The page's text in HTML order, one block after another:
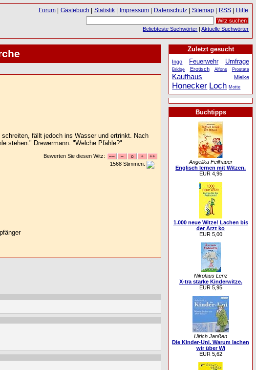
fällt jedoch ins Wasser und ertrinkt. Nach
stehen." Drewermann: "Welche Pfähle?"
Bewerten Sie diesen Witz:
1568 Stimmen:
Forum| Gästebuch | Statistik| Impressum| Datenschutz| Sitemap| RSS| Hilfe
Beliebteste Suchwörter |Aktuelle Suchwörter
Zuletzt gesucht
Ingo Feuerwehr Umfrage
Bridge Erotisch Alfons Prostata
Kaufhaus Mielke
Honecker Loch Motte
Buchtipps
Angelika Feilhauer
Englisch lernen mit Witzen.
EUR 4,95
1.000 neue Witze! Lachen bis
der Arzt ko
EUR 5,00
Nikolaus Lenz
X-tra starke Kinderwitze.
EUR 5,95
Ulrich Janßen
Die Kinder-Uni. Warum lachen
wir über Wi
EUR 5,62